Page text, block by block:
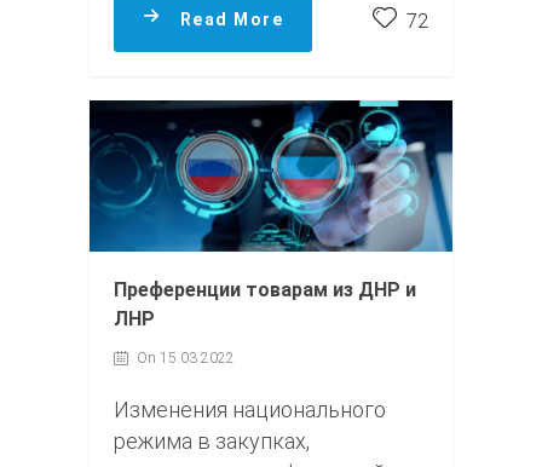
Read More 72
Преференции товарам из ДНР и
ЛНР
On 15.03.2022
Изменения национального
режима в закупках,